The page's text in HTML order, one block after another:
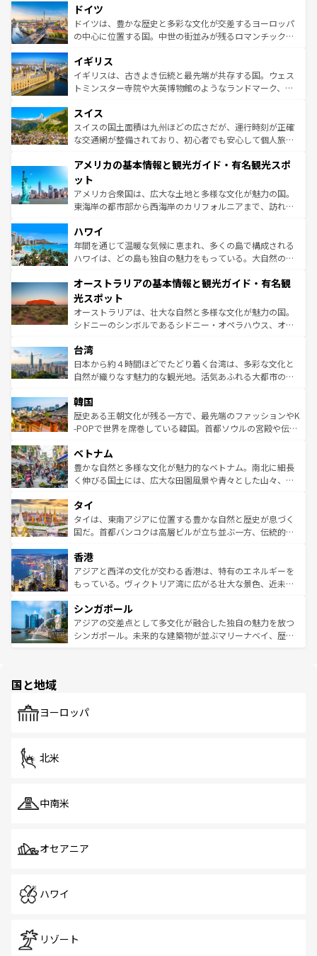
せる。地方によって風土や気候が異なるスペインはその個
性で訪れる人を魅了する。 なお、新着のスペイン情報は コ
ンテンツ一覧を参照してほしい。
で、幅広い魅力が詰まっている。華麗な宮殿、歴史的な大
聖堂、美しいビーチ、そして豊かな自然が、訪れる者を心
から魅了する。また、フランスは美食の国としても知ら
いる。シャンパンの発祥地であるランス、プロヴァンスの
香り高いラベンダー畑など、多彩な楽しみ方が可能だ。さ
らに、パリ以外の地域にも魅力が溢れており、どの街角に
れる地方に足を運ぶとそれぞれで全く異なる文化を体験で
きるだろう。 なお、新着のフランス情報はコンテンツ一覧
を参照してほしい。
ドイツ
ドイツは、豊かな歴史と多彩な文化が交差するヨーロッパ
の中心に位置する国。中世の街並みが残るロマンチック街
顔を持つこの国は、どこを歩いても飽きることがない。ベ
ルリンの文化的活気、バイエルン州のアルプスの絶景、そ
してライン川沿いのワイン畑といった風景は必見。ビール
は、お酒好きな人にはぜひ体験してほしい。 なお、新着の
ドイツ情報はコンテンツ一覧を参照してほしい。
イギリス
イギリスは、古きよき伝統と最先端が共存する国。ウェス
トミンスター寺院や大英博物館のようなランドマーク、歴
リアごとに異なる魅力がある。また、優雅なアフタヌーン
ティー、ビール好きにはたまらない英国パブ、サッカー観
戦など、本場だからこそできる体験も豊富。イギリスを旅
ンツ一覧を参照してほしい。
スイス
スイスの国土面積は九州ほどの広さだが、運行時刻が正確
な交通網が整備されており、初心者でも安心して個人旅行
の建物がそのまま残る町や、スイスならではのユニークな
博物館もあり、アルプス観光だけでなく町歩きも満喫する
ことができる。国民の所得が高いため物価も高いが、旅行
者向けの交通パス提供のサービスもあり、うまく活用すれ
着のスイス情報は
アメリカの基本情報と観光ガイド・有名観光スポ
ット
アメリカ合衆国は、広大な土地と多様な文化が魅力の国。
東海岸の都市部から西海岸のカリフォルニアまで、訪れる
のような巨大都市は、観光、ショッピング、エンターテイ
ンメントが詰まった刺激的なスポットだ。一方、アメリカ
西部には大自然が広がり、グランドキャニオンやイエロー
部のニューオーリンズでは、音楽と美食が融合した独特の
文化が魅力。旅行者はアメリカの各地域で異なる魅力を楽
しみながら、その多様性と豊かな歴史を感じることができ
るだろう。車でのロードトリップや列車の旅も、アメリカ
情報は
ハワイ
年間を通じて温暖な気候に恵まれ、多くの島で構成される
ハワイは、どの島も独自の魅力をもっている。大自然の神
ワイ島は見逃せない。また、定番の観光地といえばオアフ
島だが、静かな自然を求めるならマウイ島やカウアイ島が
おすすめ。エメラルドグリーンに輝く海をはじめ、豊かな
文化や歴史が息づいている。「アロハスピリット」と呼ば
人々、おいしいローカルフードやハワイアンミュージッ
ク、伝統的なフラダンスなど、すべてがハワイの魅力を彩
っている。訪れるたびに新しい発見と感動が待っているハ
はコンテンツ一覧
オーストラリアの基本情報と観光ガイド・有名観
光スポット
オーストラリアは、壮大な自然と多様な文化が魅力の国。
シドニーのシンボルであるシドニー・オペラハウス、オー
リアリーフや大陸中央部にそびえるウルル（エアーズロッ
ク）、タスマニアの美しい原生林やケアンズの熱帯雨林な
ど、見どころがたくさん。また、カフェやワイン、オージ
いる。アクティビティも充実しており、サーフィンやダイ
ビング、ハイキングなど、アウトドア好きにはたまらな
い。オーストラリアの多彩な魅力を存分に味わいつくそ
参照してほしい。
台湾
日本から約４時間ほどでたどり着く台湾は、多彩な文化と
自然が織りなす魅力的な観光地。活気あふれる大都市の台
ン）、静ひつな山岳地帯である台湾東部など、都市の喧騒
と山間の静けさが共存しており、訪れる人に新しい発見と
驚きをもたらしてくれる。また、奥深い台湾の食文化も魅
容にもいいと評判のスイーツなど、バラエティ豊かな料理
が味わえる。 なお、新着の台湾情報は コンテンツ一覧を参
照してほしい。
韓国
歴史ある王朝文化が残る一方で、最先端のファッションやK
-POPで世界を席巻している韓国。首都ソウルの宮殿や伝統
き、地方に足を延ばせば四季折々の自然美を楽しむことが
できる。そして、キムチや焼肉、絶品のストリートフード
まで、さまざまな韓国料理が待っている。夜には、韓国な
リティに包まれながら、韓国の多彩な魅力を心ゆくまで味
わってみてほしい。 なお、新着の韓国情報はコンテンツ一
覧を参照してほしい。
ベトナム
豊かな自然と多様な文化が魅力的なベトナム。南北に細長
く伸びる国土には、広大な田園風景や青々とした山々、世
急速な発展と共に伝統が息づく。ハノイの古い町並みやホ
ーチミン市のフランス統治時代の建物も、独特の雰囲気を
醸し出している。また、バラエティの豊かさとおいしさで
とつ。フォーやバインミー、ベトナムコーヒーなどは、ぜ
ひ現地で味わいたい。どの地域を訪れてもあたたかい人々
が旅行者を迎えてくれるので、きっと忘れられない旅にな
参照してほしい。
タイ
タイは、東南アジアに位置する豊かな自然と歴史が息づく
国だ。首都バンコクは高層ビルが立ち並ぶ一方、伝統的な
の活気が交差している。北部ではチェンマイなどの山岳地
帯で自然と触れ合い、南部ではプーケットやクラビの美し
いビーチでリゾート気分を楽しむことができる。タイ料理
激する。気候は一年中温暖で、どの季節にも異なる楽しみ
が待っている。親しみやすいタイの人々、仏教を中心とし
た文化、そして多様な観光資源が、訪れる旅人を魅了し続
香港
アジアと西洋の文化が交わる香港は、特有のエネルギーを
もっている。ヴィクトリア湾に広がる壮大な景色、近未来
み、どこを訪れても感動するはず。観光スポットが密集し
ており、効率よく見どころを回れるのも魅力。息をのむよ
うな絶景から文化的な体験まで、香港を存分に楽しみ尽く
シンガポール
アジアの交差点として多文化が融合した独自の魅力を放つ
シンガポール。未来的な建築物が並ぶマリーナベイ、歴史
で、ホーカーズは地元の風情を楽しめる外せないスポット
国と地域
ヨーロッパ
北米
中南米
オセアニア
ハワイ
リゾート